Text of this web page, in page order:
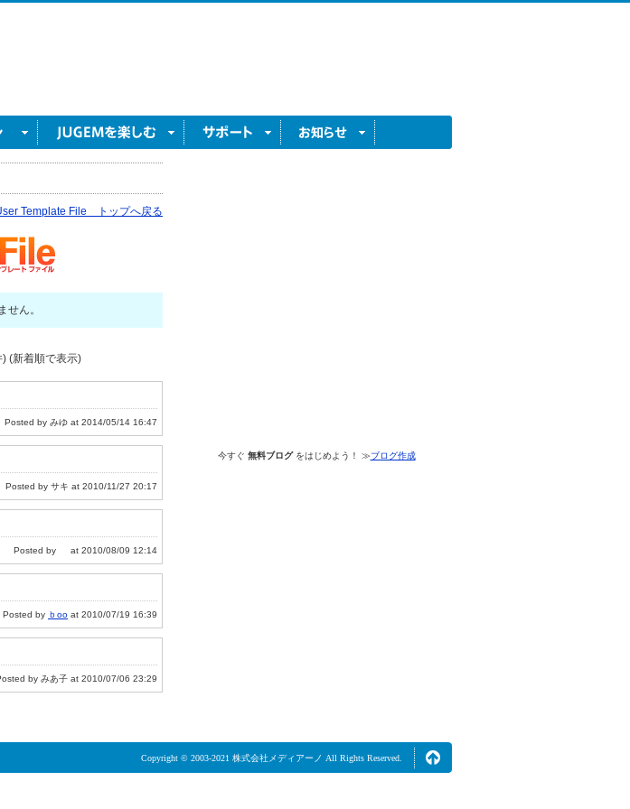
Template File トップへ戻る
せん。
) (新着順で表示)
Posted by みゆ at 2014/05/14 16:47
Posted by サキ at 2010/11/27 20:17
Posted by at 2010/08/09 12:14
Posted by ｂoo at 2010/07/19 16:39
by みあ子 at 2010/07/06 23:29
今すぐ 無料ブログをはじめよう！ ≫ブログ作成
Copyright © 2003-2021 株式会社メディアーノ All Rights Reserved.